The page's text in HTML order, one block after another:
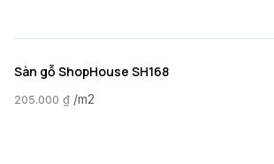
Sàn gỗ ShopHouse SH168
205.000 ₫ /m2